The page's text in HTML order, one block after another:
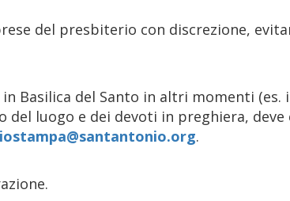
del presbiterio con discrezione,
Basilica del Santo in altri momenti (es.
luogo e dei devoti in preghiera, deve
.